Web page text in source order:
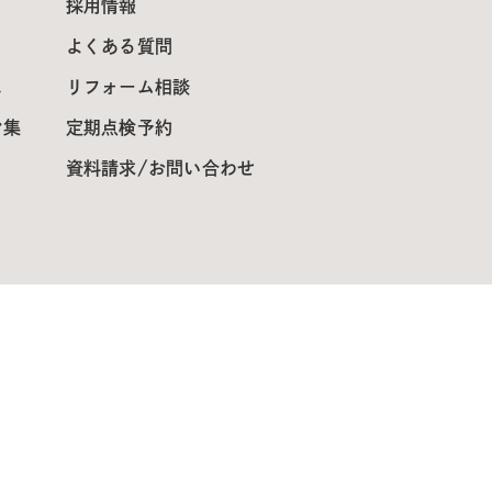
集
採用情報
よくある質問
リフォーム相談
定期点検予約
資料請求/お問い合わせ